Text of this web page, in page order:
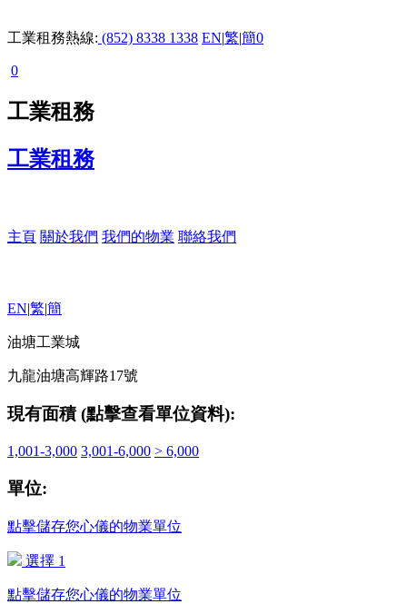
工業租務熱線: (852) 8338 1338 EN|繁|簡0
0
工業租務
工業租務
主頁 關於我們 我們的物業 聯絡我們
EN|繁|簡
油塘工業城
九龍油塘高輝路17號
現有面積 (點擊查看單位資料):
1,001-3,000 3,001-6,000 > 6,000
單位:
點擊儲存您心儀的物業單位
選擇 1
點擊儲存您心儀的物業單位